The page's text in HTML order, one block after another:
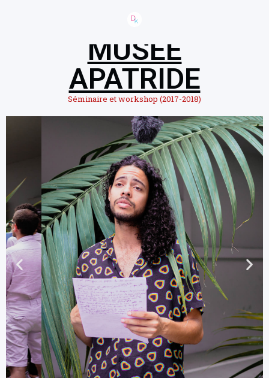
MUSÉE
APATRIDE
Séminaire et workshop (2017-2018)